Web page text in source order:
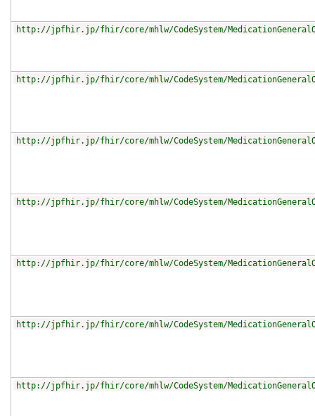
http://jpfhir.jp/fhir/core/mhlw/CodeSystem/
http://jpfhir.jp/fhir/core/mhlw/CodeSystem/
http://jpfhir.jp/fhir/core/mhlw/CodeSystem/
http://jpfhir.jp/fhir/core/mhlw/CodeSystem/
http://jpfhir.jp/fhir/core/mhlw/CodeSystem/
http://jpfhir.jp/fhir/core/mhlw/CodeSystem/
http://jpfhir.jp/fhir/core/mhlw/CodeSystem/